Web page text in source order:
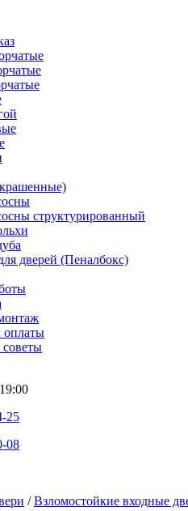
структурированный
дверей (Пеналбокс)
25
08
/Взломостойкие входные